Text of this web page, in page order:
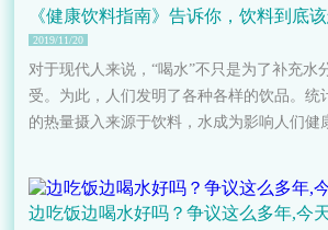
《健康饮料指南》告诉你，饮料到底
2019/11/20
对于现代人来说，“喝水”不只是为了补充水
受。为此，人们发明了各种各样的饮品。统
的热量摄入来源于饮料，水成为影响人们健
边吃饭边喝水好吗？争议这么多年,今